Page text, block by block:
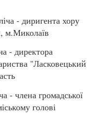
- диригента хору
м.Миколаїв
- директора
"Ласковецький
- члена громадської
голові